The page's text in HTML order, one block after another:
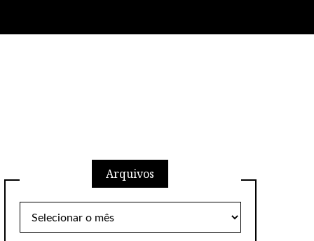
Arquivos
Arquivos